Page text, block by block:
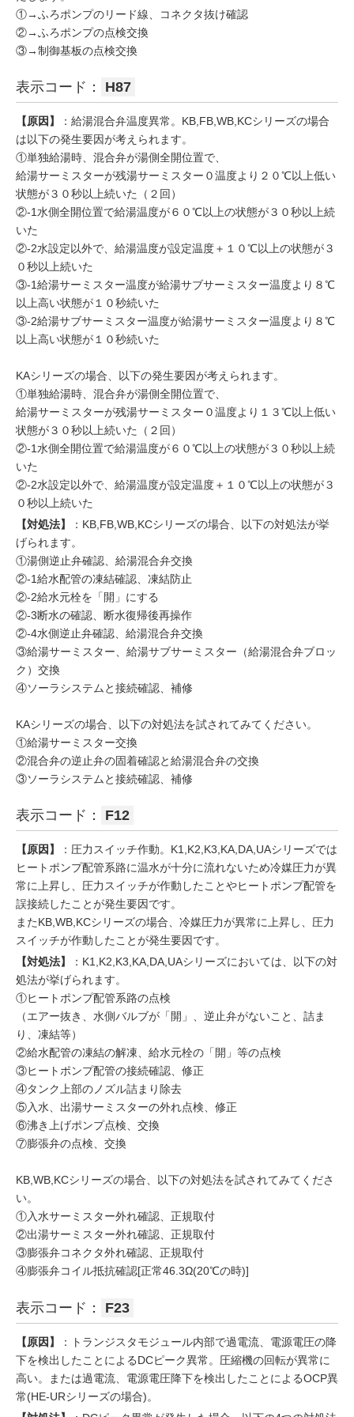
①→ふろポンプのリード線、コネクタ抜け確認
②→ふろポンプの点検交換
③→制御基板の点検交換
表示コード： H87
【原因】
：給湯混合弁温度異常。KB,FB,WB,KCシリーズの場合
は以下の発生要因が考えられます。
①単独給湯時、混合弁が湯側全開位置で、
給湯サーミスターが残湯サーミスター０温度より２０℃以上低い
状態が３０秒以上続いた（２回）
②-1水側全開位置で給湯温度が６０℃以上の状態が３０秒以上続
いた
②-2水設定以外で、給湯温度が設定温度＋１０℃以上の状態が３
０秒以上続いた
③-1給湯サーミスター温度が給湯サブサーミスター温度より８℃
以上高い状態が１０秒続いた
③-2給湯サブサーミスター温度が給湯サーミスター温度より８℃
以上高い状態が１０秒続いた
KAシリーズの場合、以下の発生要因が考えられます。
①単独給湯時、混合弁が湯側全開位置で、
給湯サーミスターが残湯サーミスター０温度より１３℃以上低い
状態が３０秒以上続いた（２回）
②-1水側全開位置で給湯温度が６０℃以上の状態が３０秒以上続
いた
②-2水設定以外で、給湯温度が設定温度＋１０℃以上の状態が３
０秒以上続いた
【対処法】
：KB,FB,WB,KCシリーズの場合、以下の対処法が挙
げられます。
①湯側逆止弁確認、給湯混合弁交換
②-1給水配管の凍結確認、凍結防止
②-2給水元栓を「開」にする
②-3断水の確認、断水復帰後再操作
②-4水側逆止弁確認、給湯混合弁交換
③給湯サーミスター、給湯サブサーミスター（給湯混合弁ブロッ
ク）交換
④ソーラシステムと接続確認、補修
KAシリーズの場合、以下の対処法を試されてみてください。
①給湯サーミスター交換
②混合弁の逆止弁の固着確認と給湯混合弁の交換
③ソーラシステムと接続確認、補修
表示コード： F12
【原因】
：圧力スイッチ作動。K1,K2,K3,KA,DA,UAシリーズでは
ヒートポンプ配管系路に温水が十分に流れないため冷媒圧力が異
常に上昇し、圧力スイッチが作動したことやヒートポンプ配管を
誤接続したことが発生要因です。
またKB,WB,KCシリーズの場合、冷媒圧力が異常に上昇し、圧力
スイッチが作動したことが発生要因です。
【対処法】
：K1,K2,K3,KA,DA,UAシリーズにおいては、以下の対
処法が挙げられます。
①ヒートポンプ配管系路の点検
（エアー抜き、水側バルブが「開」、逆止弁がないこと、詰ま
り、凍結等）
②給水配管の凍結の解凍、給水元栓の「開」等の点検
③ヒートポンプ配管の接続確認、修正
④タンク上部のノズル詰まり除去
⑤入水、出湯サーミスターの外れ点検、修正
⑥沸き上げポンプ点検、交換
⑦膨張弁の点検、交換
KB,WB,KCシリーズの場合、以下の対処法を試されてみてくださ
い。
①入水サーミスター外れ確認、正規取付
②出湯サーミスター外れ確認、正規取付
③膨張弁コネクタ外れ確認、正規取付
④膨張弁コイル抵抗確認[正常46.3Ω(20℃の時)]
表示コード： F23
【原因】
：トランジスタモジュール内部で過電流、電源電圧の降
下を検出したことによるDCピーク異常。圧縮機の回転が異常に
高い。または過電流、電源電圧降下を検出したことによるOCP異
常(HE-URシリーズの場合)。